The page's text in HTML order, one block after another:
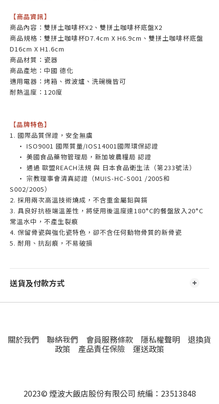
【商品資訊】
商品內容：雙拼土咖啡杯X2、雙拼土咖啡杯底盤X2
商品規格：雙拼土咖啡杯D7.4cm X H6.9cm、雙拼土咖啡杯底盤
D16cm X H1.6cm
商品材質：瓷器
商品產地：中國 德化
適用電器：烤箱、微波爐、洗碗機皆可
耐熱溫度：120度
【品牌特色】
1. 國際品質保證，安全無虞
• ISO9001 國際質量/IOS14001國際環保認證
• 美國食品藥物管理局，新加坡農糧局 認證
• 通過 歐盟REACH法規 與 日本食品衛生法（第233號法）
• 宗教理事會清真認證（MUIS-HC-S001 /2005和
S002/2005）
2. 採用兩次高溫技術燒成，不含重金屬鉛與鎘
3. 具良好抗極端溫差性，將使用後溫度達180°C的餐盤放入20°C
常溫水中，不產生裂痕
4. 保留骨瓷與強化瓷特色，卻不含任何動物骨質的新骨瓷
5. 耐用、抗刮痕，不易破損
送貨及付款方式
關於我們 聯絡我們 會員服務條款 隱私權聲明 退換貨
政策 產品責任保險 運送政策
2023© 煙波大飯店股份有限公司 統編：23513848